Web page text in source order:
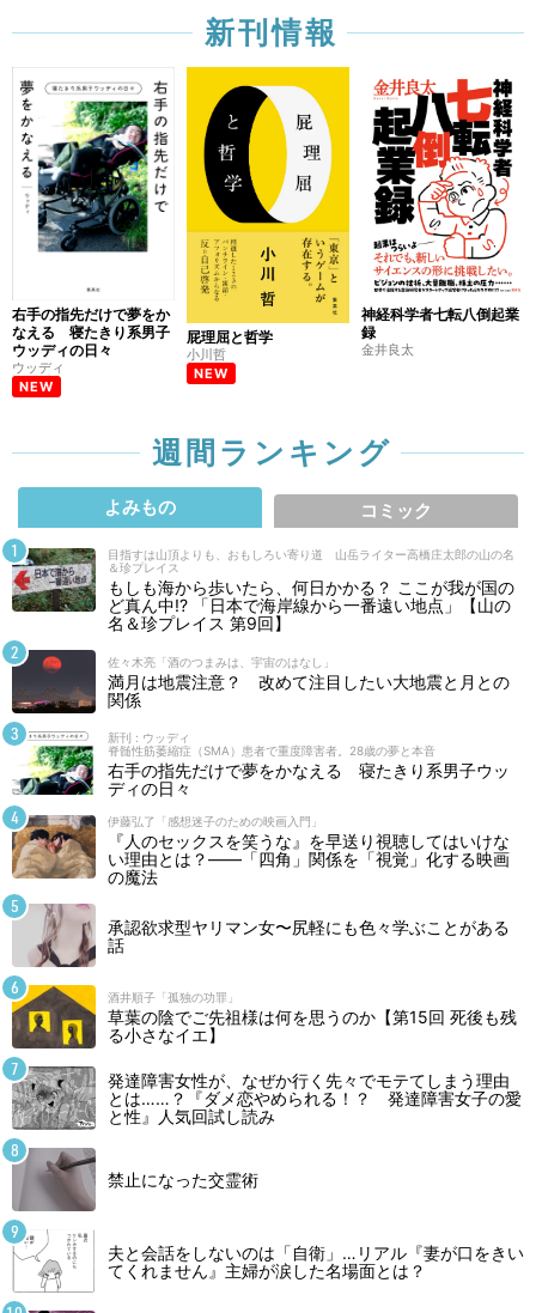
新刊情報
右手の指先だけで夢をか
なえる 寝たきり系男子
ウッディの日々
ウッディ
NEW
屁理屈と哲学
小川哲
NEW
神経科学者七転八倒起業
録
金井良太
週間ランキング
よみもの コミック
目指すは山頂よりも、おもしろい寄り道 山岳ライター高橋庄太郎の山の名
＆珍プレイス
もしも海から歩いたら、何日かかる？ ここが我が国の
ど真ん中!? 「日本で海岸線から一番遠い地点」【山の
名＆珍プレイス 第9回】
佐々木亮「酒のつまみは、宇宙のはなし」
満月は地震注意？ 改めて注目したい大地震と月との
関係
新刊 : ウッディ
脊髄性筋萎縮症（SMA）患者で重度障害者。28歳の夢と本音
右手の指先だけで夢をかなえる 寝たきり系男子ウッ
ディの日々
伊藤弘了「感想迷子のための映画入門」
『人のセックスを笑うな』を早送り視聴してはいけな
い理由とは？――「四角」関係を「視覚」化する映画
の魔法
承認欲求型ヤリマン女〜尻軽にも色々学ぶことがある
話
酒井順子「孤独の功罪」
草葉の陰でご先祖様は何を思うのか【第15回 死後も残
る小さなイエ】
発達障害女性が、なぜか行く先々でモテてしまう理由
とは……？『ダメ恋やめられる！？ 発達障害女子の愛
と性』人気回試し読み
禁止になった交霊術
夫と会話をしないのは「自衛」…リアル『妻が口をきい
てくれません』主婦が涙した名場面とは？